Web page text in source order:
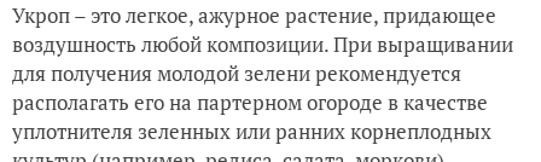
Укроп – это легкое, ажурное растение, придающее
воздушность любой композиции. При выращивании
для получения молодой зелени рекомендуется
располагать его на партерном огороде в качестве
уплотнителя зеленных или ранних корнеплодных